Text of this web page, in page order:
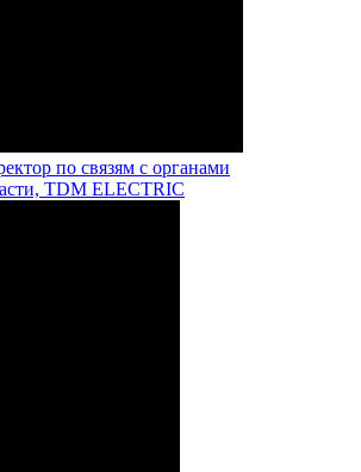
по связям с органами
TDM ELECTRIC